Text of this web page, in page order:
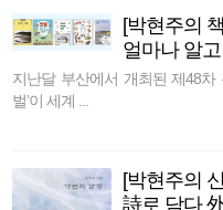
[박현주의
얼마나 알
지난달 부산에서 개최된 제48차
벌’이 세계 ...
[박현주의
詩로 담다